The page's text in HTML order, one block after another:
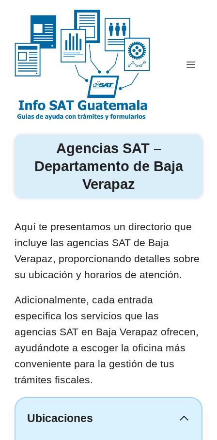
contenido
Agencias SAT –
Departamento de Baja
Verapaz
Aquí te presentamos un directorio que
incluye las agencias SAT de Baja
Verapaz, proporcionando detalles sobre
su ubicación y horarios de atención.
Adicionalmente, cada entrada
especifica los servicios que las
agencias SAT en Baja Verapaz ofrecen,
ayudándote a escoger la oficina más
conveniente para la gestión de tus
trámites fiscales.
Ubicaciones